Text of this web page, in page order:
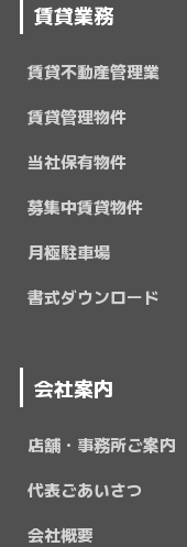
賃貸業務
賃貸不動産管理業
賃貸管理物件
当社保有物件
募集中賃貸物件
月極駐車場
書式ダウンロード
会社案内
店舗・事務所ご案内
代表ごあいさつ
会社概要